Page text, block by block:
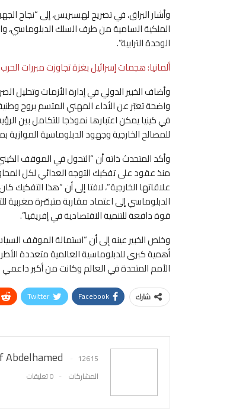
وأشار البراق، في تصريح لهسبريس، إلى “نجاح
الملكية السامية من طرف السلك الدبلوماسي،
الوحدة الترابية”.
ألمانيا: هجمات إسرائيل بغزة تجاوزت مبررات
وأضاف الخبير الدولي في إدارة الأزمات وتحليل
واضحة تعبّر عن الأداء المهني المتسم بروح وطنية
في كينيا يمكن اعتبارها نموذجا للتكامل بين
للمصالح الخارجية وجهود الدبلوماسية الموازية
وأكد المتحدث ذاته أن “التحول في الموقف
منذ عقود على تفكيك التوجه العدائي لكل
علاقاتها الخارجية”، لافتا إلى أن “هذا
الدبلوماسي إلى اعتماد مقاربة متبصّرة
قوة دافعة للتنمية الاقتصادية في إفريقيا”.
وخلص الخبير عينه إلى أن “استمالة الموقف
أهمية كبرى للدبلوماسية العالمية متعددة
الأمم المتحدة في العالم وكانت من أكبر داعمي
شارك Facebook
Twitter
Abdelhamed
12615
المشاركات
0 تعليقات